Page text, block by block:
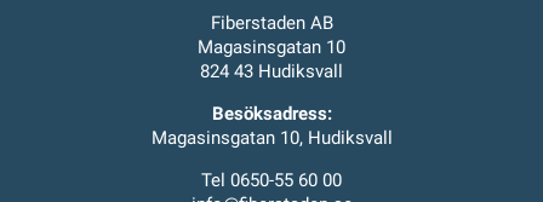
Fiberstaden AB
Magasinsgatan 10
824 43 Hudiksvall
Besöksadress:
Magasinsgatan 10, Hudiksvall
Tel 0650-55 60 00